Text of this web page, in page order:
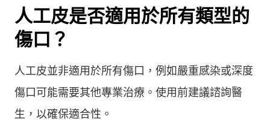
人工皮是否適用於所有類型的
傷口？
人工皮並非適用於所有傷口，例如嚴重感染或深度
傷口可能需要其他專業治療。使用前建議諮詢醫
生，以確保適合性。